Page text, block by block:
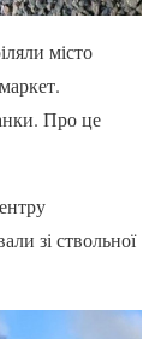
місто
Про це
зі ствольної